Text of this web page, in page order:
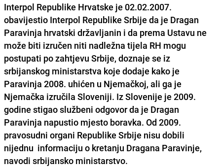
Interpol Republike Hrvatske je 02.02.2007.
obavijestio Interpol Republike Srbije da je Dragan
Paravinja hrvatski državljanin i da prema Ustavu ne
može biti izručen niti nadležna tijela RH mogu
postupati po zahtjevu Srbije, doznaje se iz
srbijanskog ministarstva koje dodaje kako je
Paravinja 2008. uhićen u Njemačkoj, ali ga je
Njemačka izručila Sloveniji. Iz Slovenije je 2009.
godine stigao službeni odgovor da je Dragan
Paravinja napustio mjesto boravka. Od 2009.
pravosudni organi Republike Srbije nisu dobili
nijednu informaciju o kretanju Dragana Paravinje,
navodi srbijansko ministarstvo.